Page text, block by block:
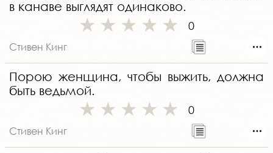
в канаве выглядят одинаково.
0
Стивен Кинг
Порою женщина, чтобы выжить, должна
быть ведьмой.
0
Стивен Кинг